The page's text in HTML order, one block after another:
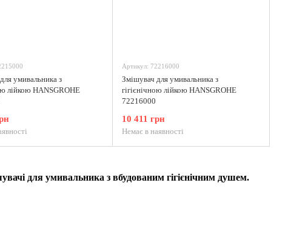
для умивальника з вбудованим гігієнічним душем.
умивальника з
лійкою HANSGROHE
Артикул: 72216000
Змішувач для умивальника з
гігієнічною лійкою HANSGROHE
72216000
10 411 грн
Немає в наявності